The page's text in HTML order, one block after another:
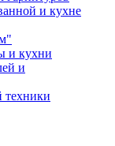
и кухне
и кухни
и
техники